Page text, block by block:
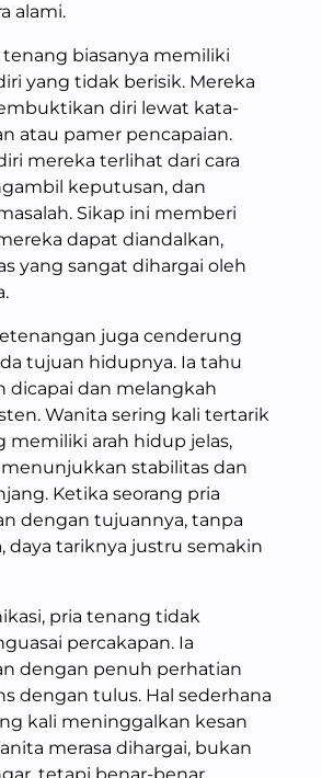
alami.
tenang biasanya memiliki
yang tidak berisik. Mereka
diri lewat kata-
atau pamer pencapaian.
mereka terlihat dari cara
keputusan, dan
Sikap ini memberi
dapat diandalkan,
yang sangat dihargai oleh
juga cenderung
tujuan hidupnya. Ia tahu
dicapai dan melangkah
Wanita sering kali tertarik
memiliki arah hidup jelas,
stabilitas dan
Ketika seorang pria
dengan tujuannya, tanpa
daya tariknya justru semakin
pria tenang tidak
percakapan. Ia
dengan penuh perhatian
dengan tulus. Hal sederhana
kali meninggalkan kesan
merasa dihargai, bukan